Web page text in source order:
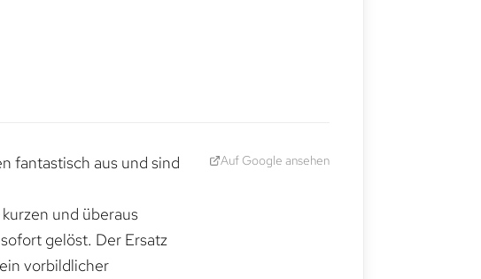
fantastisch aus und sind
und überaus
gelöst. Der Ersatz
vorbildlicher
Auf Google ansehen